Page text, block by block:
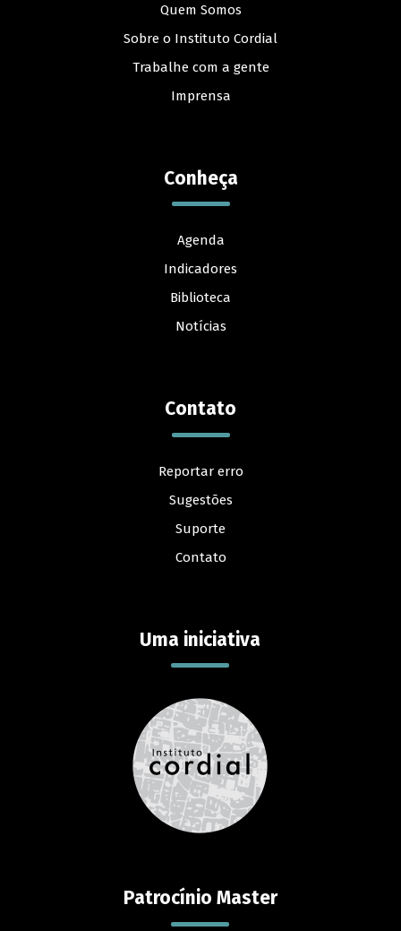
Uma iniciativa
Patrocínio Master
Quem Somos
Sobre o Instituto Cordial
Trabalhe com a gente
Imprensa
Conheça
Agenda
Indicadores
Biblioteca
Notícias
Contato
Reportar erro
Sugestões
Suporte
Contato